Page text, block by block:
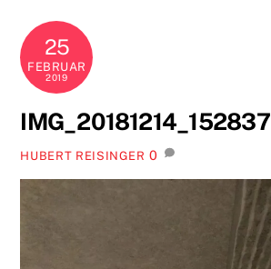
25
FEBRUAR
2019
IMG_20181214_152837
HUBERT REISINGER 0